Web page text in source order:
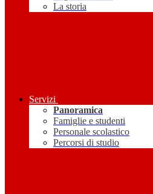
La storia
Servizi
Panoramica
Famiglie e studenti
Personale scolastico
Percorsi di studio